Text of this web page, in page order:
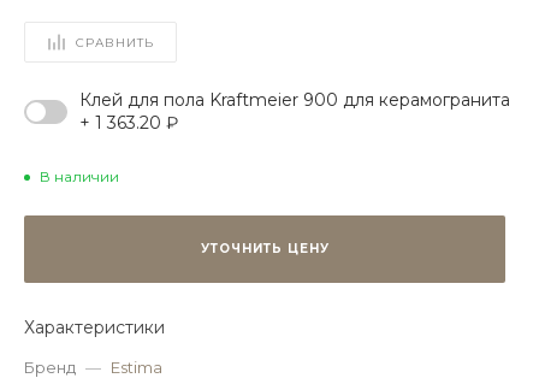
СРАВНИТЬ
Клей для пола Kraftmeier 900 для керамогранита
+ 1 363.20 ₽
В наличии
УТОЧНИТЬ ЦЕНУ
Характеристики
Бренд — Estima